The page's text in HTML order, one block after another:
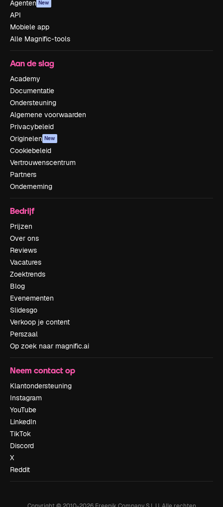
Agenten New
API
Mobiele app
Alle Magnific-tools
Aan de slag
Academy
Documentatie
Ondersteuning
Algemene voorwaarden
Privacybeleid
Originelen New
Cookiebeleid
Vertrouwenscentrum
Partners
Onderneming
Bedrijf
Prijzen
Over ons
Reviews
Vacatures
Zoektrends
Blog
Evenementen
Slidesgo
Verkoop je content
Perszaal
Op zoek naar magnific.ai
Neem contact op
Klantondersteuning
Instagram
YouTube
LinkedIn
TikTok
Discord
X
Reddit